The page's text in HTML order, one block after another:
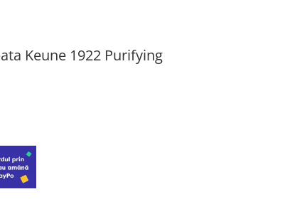
Keune 1922 Purifying